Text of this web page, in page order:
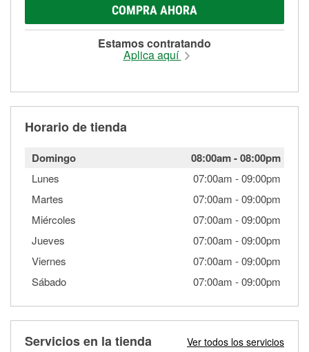
COMPRA AHORA
Estamos contratando
Aplica aquí
Horario de tienda
Domingo 08:00am-08:00pm
Lunes 07:00am -09:00pm
Martes
07:00am -09:00pm
Miércoles
07:00am -09:00pm
Jueves
07:00am -09:00pm
Viernes
07:00am -09:00pm
Sábado
07:00am -09:00pm
Servicios en la tienda Ver todos los servicios